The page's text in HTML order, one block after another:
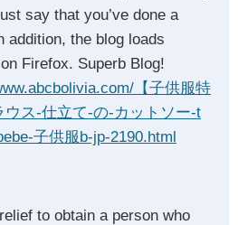
say that you’ve done a
addition, the blog loads
Firefox. Superb Blog!
【子供服特
ス-仕立て-の-カットソー-t
子供服b-jp-2190.html
to obtain a person who